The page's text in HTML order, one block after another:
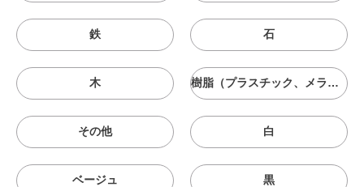
鉄 石
木 樹脂（プラスチック、メラニン、シリコン等）
その他 白
ベージュ 黒